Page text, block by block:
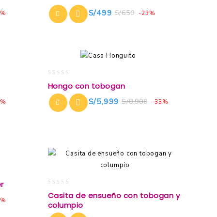
of
5
S/650
S/499 -23%
out
of
5
Hongo con tobogan
S/8,900
S/5,999 -33%
out
of
Casita de ensueño con tobogan y
columpio